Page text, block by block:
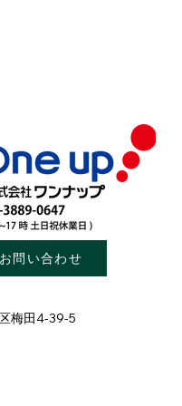
お問い合わせ
梅田4-39-5